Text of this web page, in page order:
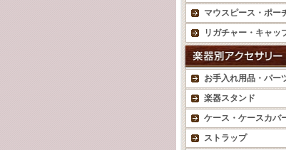
マウスピース・ポー
リガチャー・キャッ
お手入れ用品・パー
楽器スタンド
ケース・ケースカバ
ストラップ